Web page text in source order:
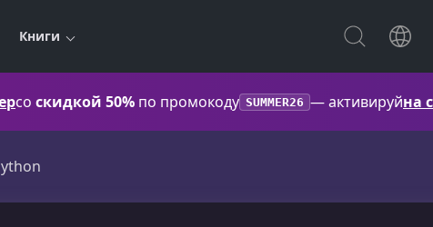
Книги
со скидкой 50% по промокоду SUMMER26 — активируйна